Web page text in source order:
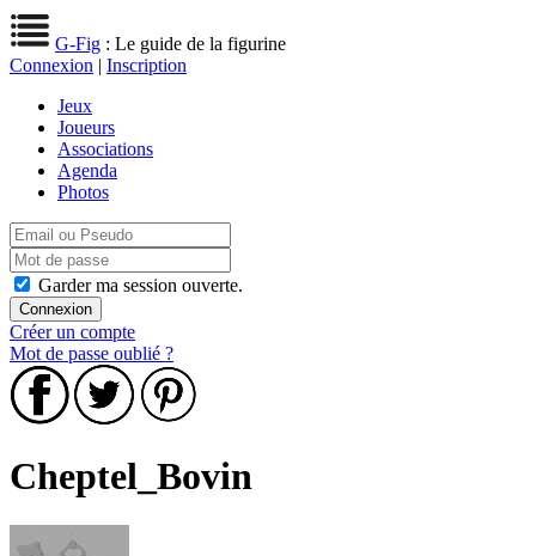
G-Fig : Le guide de la figurine
Connexion | Inscription
Jeux
Joueurs
Associations
Agenda
Photos
Garder ma session ouverte.
Créer un compte
Mot de passe oublié ?
Cheptel_Bovin